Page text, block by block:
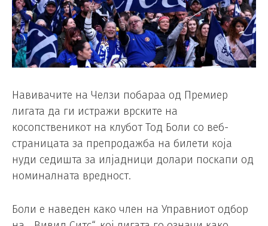
Навивачите на Челзи побараа од Премиер
лигата да ги истражи врските на
косопственикот на клубот Тод Боли со веб-
страницата за препродажба на билети која
нуди седишта за илјадници долари поскапи од
номиналната вредност.
Боли е наведен како член на Управниот одбор